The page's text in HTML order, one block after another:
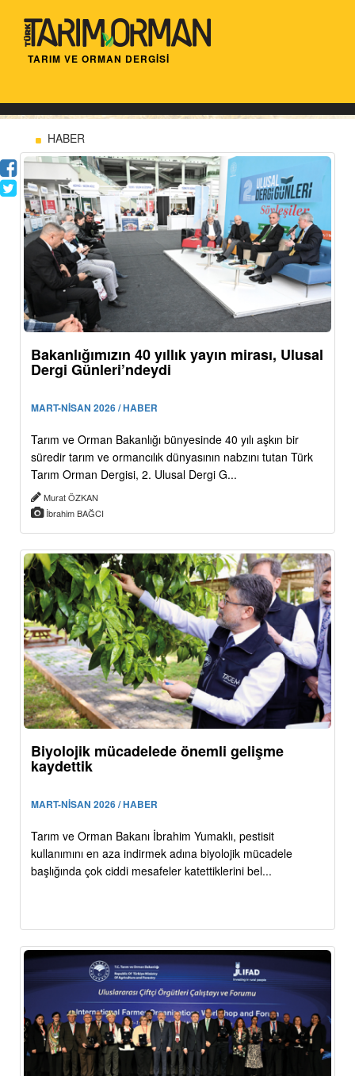
TARIM VE ORMAN DERGİSİ
HABER
Bakanlığımızın 40 yıllık yayın mirası, Ulusal
Dergi Günleri’ndeydi
MART-NİSAN 2026 / HABER
Tarım ve Orman Bakanlığı bünyesinde 40 yılı aşkın bir
süredir tarım ve ormancılık dünyasının nabzını tutan Türk
Tarım Orman Dergisi, 2. Ulusal Dergi G...
Murat ÖZKAN
İbrahim BAĞCI
Biyolojik mücadelede önemli gelişme
kaydettik
MART-NİSAN 2026 / HABER
Tarım ve Orman Bakanı İbrahim Yumaklı, pestisit
kullanımını en aza indirmek adına biyolojik mücadele
başlığında çok ciddi mesafeler katettiklerini bel...